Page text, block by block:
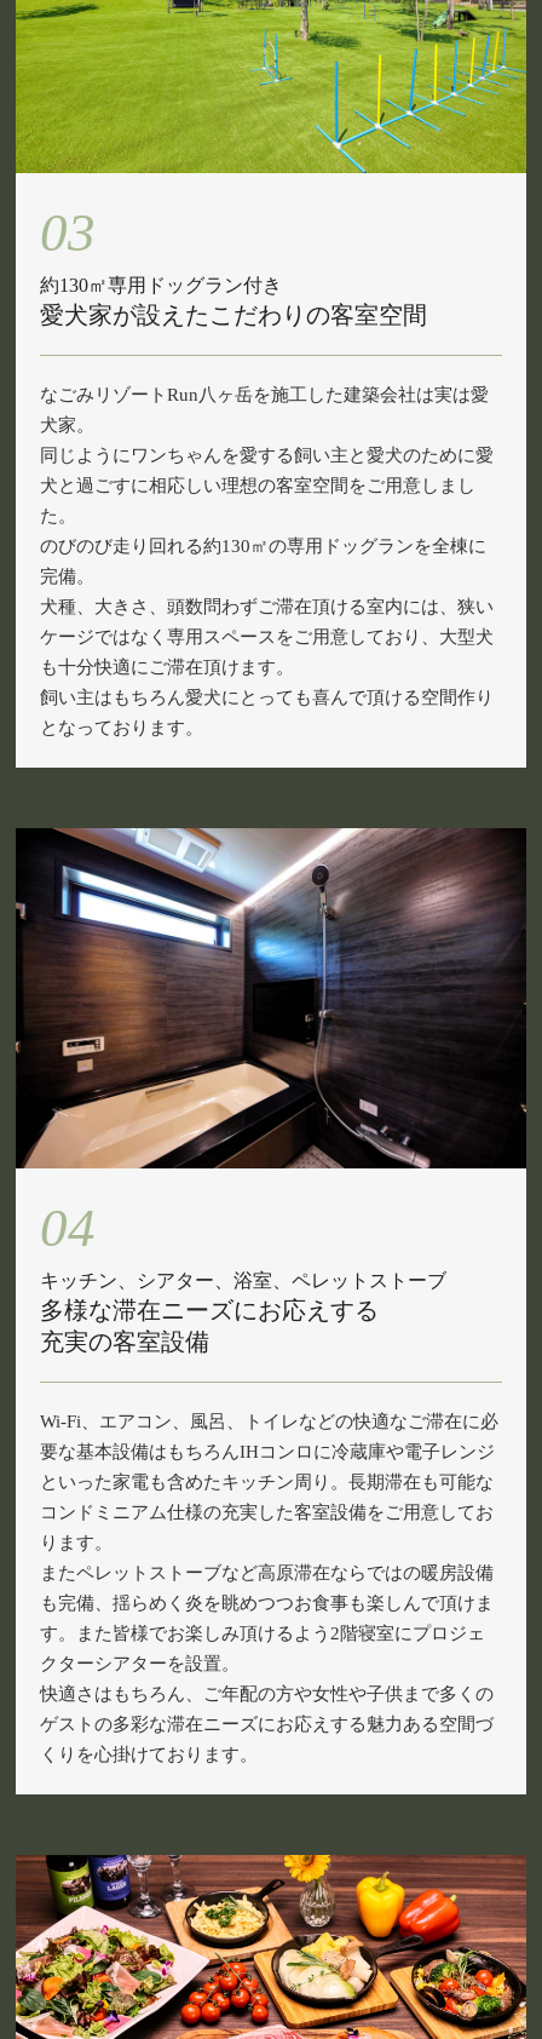
03
約130㎡専用ドッグラン付き
愛犬家が設えたこだわりの客室空間
なごみリゾートRun八ヶ岳を施工した建築会社は実は愛
犬家。
同じようにワンちゃんを愛する飼い主と愛犬のために愛
犬と過ごすに相応しい理想の客室空間をご用意しまし
た。
のびのび走り回れる約130㎡の専用ドッグランを全棟に
完備。
犬種、大きさ、頭数問わずご滞在頂ける室内には、狭い
ケージではなく専用スペースをご用意しており、大型犬
も十分快適にご滞在頂けます。
飼い主はもちろん愛犬にとっても喜んで頂ける空間作り
となっております。
04
キッチン、シアター、浴室、ペレットストーブ
多様な滞在ニーズにお応えする
充実の客室設備
Wi-Fi、エアコン、風呂、トイレなどの快適なご滞在に必
要な基本設備はもちろんIHコンロに冷蔵庫や電子レンジ
といった家電も含めたキッチン周り。長期滞在も可能な
コンドミニアム仕様の充実した客室設備をご用意してお
ります。
またペレットストーブなど高原滞在ならではの暖房設備
も完備、揺らめく炎を眺めつつお食事も楽しんで頂けま
す。また皆様でお楽しみ頂けるよう2階寝室にプロジェ
クターシアターを設置。
快適さはもちろん、ご年配の方や女性や子供まで多くの
ゲストの多彩な滞在ニーズにお応えする魅力ある空間づ
くりを心掛けております。